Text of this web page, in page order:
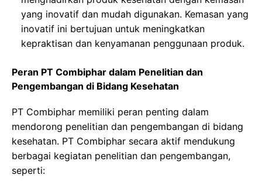
yang inovatif dan mudah digunakan. Kemasan yang
inovatif ini bertujuan untuk meningkatkan
kepraktisan dan kenyamanan penggunaan produk.
Peran PT Combiphar dalam Penelitian dan
Pengembangan di Bidang Kesehatan
PT Combiphar memiliki peran penting dalam
mendorong penelitian dan pengembangan di bidang
kesehatan. PT Combiphar secara aktif mendukung
berbagai kegiatan penelitian dan pengembangan,
seperti: